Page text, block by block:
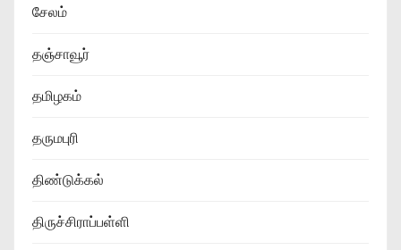
சேலம்
தஞ்சாவூர்
தமிழகம்
தருமபுரி
திண்டுக்கல்
திருச்சிராப்பள்ளி